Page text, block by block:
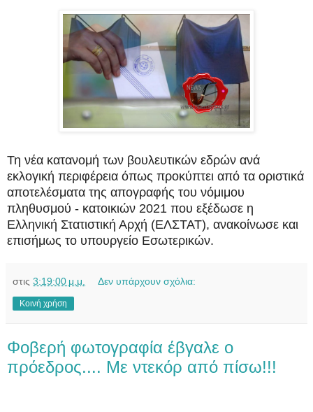
Τη νέα κατανομή των βουλευτικών εδρών ανά
εκλογική περιφέρεια όπως προκύπτει από τα οριστικά
αποτελέσματα της απογραφής του νόμιμου
πληθυσμού - κατοικιών 2021 που εξέδωσε η
Ελληνική Στατιστική Αρχή (ΕΛΣΤΑΤ), ανακοίνωσε και
επισήμως το υπουργείο Εσωτερικών.
στις 3:19:00 μ.μ. Δεν υπάρχουν σχόλια:
Κοινή χρήση
Φοβερή φωτογραφία έβγαλε ο
πρόεδρος.... Mε ντεκόρ από πίσω!!!